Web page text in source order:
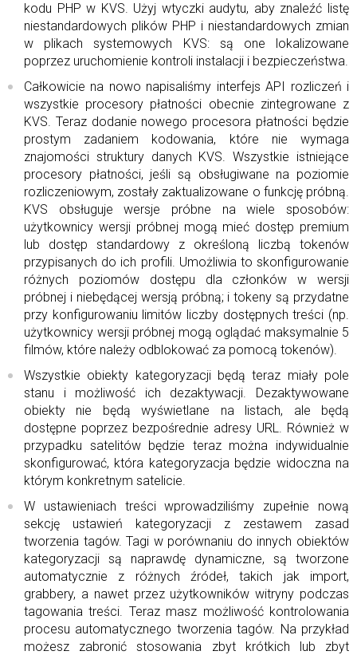
kodu PHP w KVS. Użyj wtyczki audytu, aby znaleźć listę
niestandardowych plików PHP i niestandardowych zmian
w plikach systemowych KVS: są one lokalizowane
poprzez uruchomienie kontroli instalacji i bezpieczeństwa.
Całkowicie na nowo napisaliśmy interfejs API rozliczeń i
wszystkie procesory płatności obecnie zintegrowane z
KVS. Teraz dodanie nowego procesora płatności będzie
prostym zadaniem kodowania, które nie wymaga
znajomości struktury danych KVS. Wszystkie istniejące
procesory płatności, jeśli są obsługiwane na poziomie
rozliczeniowym, zostały zaktualizowane o funkcję próbną.
KVS obsługuje wersje próbne na wiele sposobów:
użytkownicy wersji próbnej mogą mieć dostęp premium
lub dostęp standardowy z określoną liczbą tokenów
przypisanych do ich profili. Umożliwia to skonfigurowanie
różnych poziomów dostępu dla członków w wersji
próbnej i niebędącej wersją próbną; i tokeny są przydatne
przy konfigurowaniu limitów liczby dostępnych treści (np.
użytkownicy wersji próbnej mogą oglądać maksymalnie 5
filmów, które należy odblokować za pomocą tokenów).
Wszystkie obiekty kategoryzacji będą teraz miały pole
stanu i możliwość ich dezaktywacji. Dezaktywowane
obiekty nie będą wyświetlane na listach, ale będą
dostępne poprzez bezpośrednie adresy URL. Również w
przypadku satelitów będzie teraz można indywidualnie
skonfigurować, która kategoryzacja będzie widoczna na
którym konkretnym satelicie.
W ustawieniach treści wprowadziliśmy zupełnie nową
sekcję ustawień kategoryzacji z zestawem zasad
tworzenia tagów. Tagi w porównaniu do innych obiektów
kategoryzacji są naprawdę dynamiczne, są tworzone
automatycznie z różnych źródeł, takich jak import,
grabbery, a nawet przez użytkowników witryny podczas
tagowania treści. Teraz masz możliwość kontrolowania
procesu automatycznego tworzenia tagów. Na przykład
możesz zabronić stosowania zbyt krótkich lub zbyt